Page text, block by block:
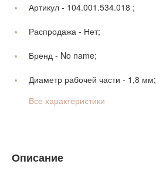
Артикул - 104.001.534.018 ;
Распродажа - Нет;
Бренд - No name;
Диаметр рабочей части - 1,8 мм;
Все характеристики
Описание